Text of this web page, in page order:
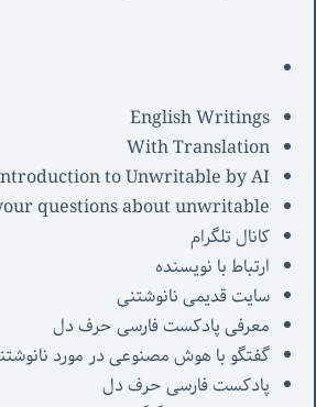
English Writings
With Translation
to Unwritable by AI
questions about unwritable
کانال تلگرام
ارتباط با نویسنده
سایت قدیمی نانوشتنی
معرفی پادکست فارسی حرف دل
گفتگو با هوش مصنوعی در مورد
پادکست فارسی حرف دل